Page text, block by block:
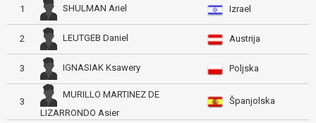
1 SHULMAN Ariel Izrael
2 LEUTGEB Daniel Austrija
3 IGNASIAK Ksawery Poljska
3
MURILLO MARTINEZ DE
LIZARRONDO Asier
Španjolska